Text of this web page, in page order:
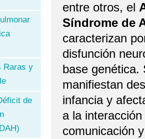
Raras y
de
entre otros, el
Síndrome de
caracterizan
disfunción
base genética.
manifiestan
infancia y
a la
comunicación